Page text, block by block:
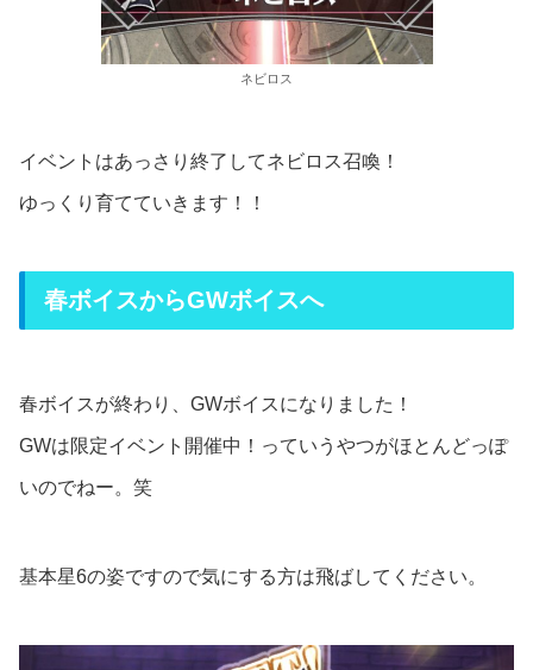
ネビロス
イベントはあっさり終了してネビロス召喚！
ゆっくり育てていきます！！
春ボイスからGWボイスへ
春ボイスが終わり、GWボイスになりました！
GWは限定イベント開催中！っていうやつがほとんどっぽ
いのでねー。笑
基本星6の姿ですので気にする方は飛ばしてください。